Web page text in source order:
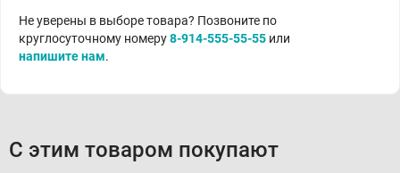
Не уверены в выборе товара? Позвоните по
круглосуточному номеру8-914-555-55-55 или
напишите нам.
С этим товаром покупают